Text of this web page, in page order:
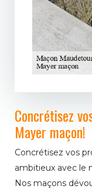
Concrétisez
Mayer maçon!
Concrétisez vos
ambitieux avec le
Nos maçons